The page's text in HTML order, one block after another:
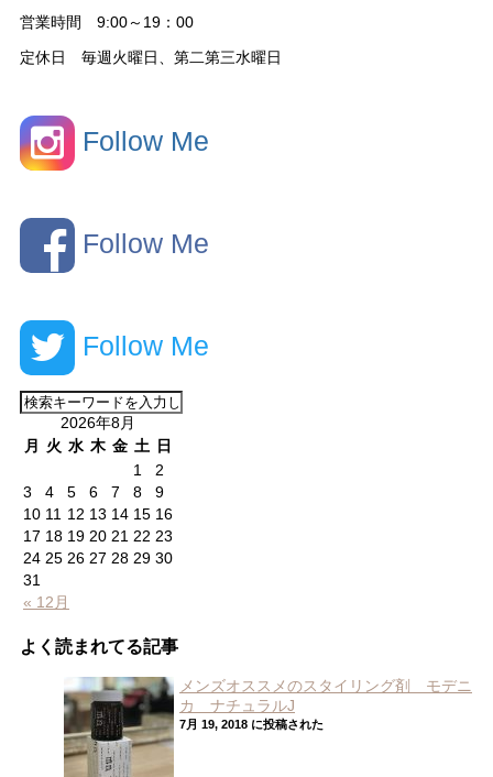
営業時間 9:00～19：00
定休日 毎週火曜日、第二第三水曜日
Follow Me
Follow Me
Follow Me
2026年8月
月
火 水 木 金 土 日
« 12月
1
2
3
4 5 6 7 8
9
10 11 12 13 14 15 16
17 18 19 20 21 22 23
24 25 26 27 28 29 30
31
よく読まれてる記事
メンズオススメのスタイリング剤 モデニ
カ ナチュラルJ
7月 19, 2018 に投稿された